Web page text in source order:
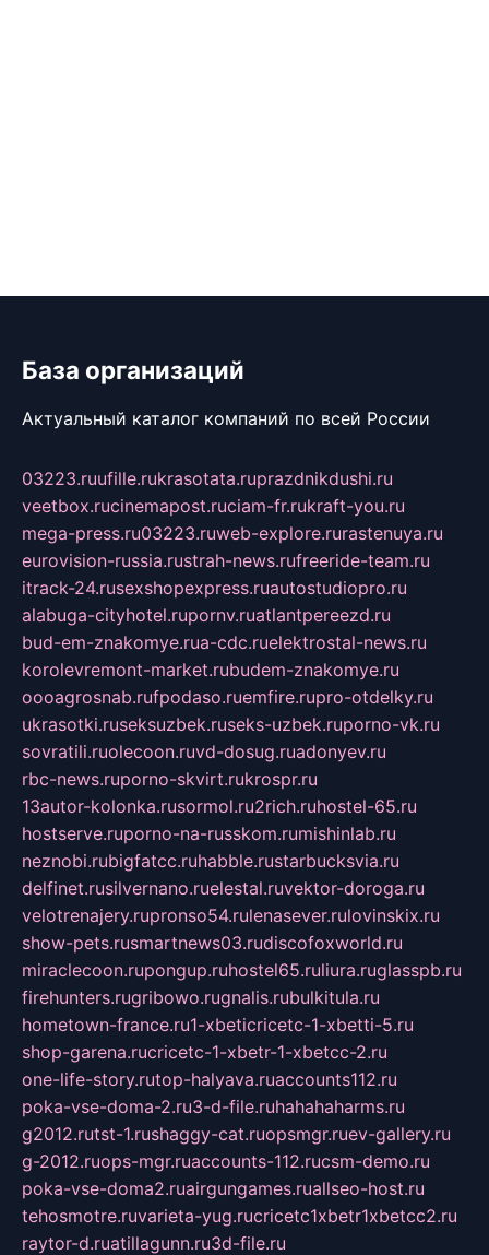
База организаций
Актуальный каталог компаний по всей России
03223.ruufille.rukrasotata.ruprazdnikdushi.ru
veetbox.rucinemapost.ruciam-fr.rukraft-you.ru
mega-press.ru03223.ruweb-explore.rurastenuya.ru
eurovision-russia.rustrah-news.rufreeride-team.ru
itrack-24.rusexshopexpress.ruautostudiopro.ru
alabuga-cityhotel.rupornv.ruatlantpereezd.ru
bud-em-znakomye.rua-cdc.ruelektrostal-news.ru
korolevremont-market.rubudem-znakomye.ru
oooagrosnab.rufpodaso.ruemfire.rupro-otdelky.ru
ukrasotki.ruseksuzbek.ruseks-uzbek.ruporno-vk.ru
sovratili.ruolecoon.ruvd-dosug.ruadonyev.ru
rbc-news.ruporno-skvirt.rukrospr.ru
13autor-kolonka.rusormol.ru2rich.ruhostel-65.ru
hostserve.ruporno-na-russkom.rumishinlab.ru
neznobi.rubigfatcc.ruhabble.rustarbucksvia.ru
delfinet.rusilvernano.ruelestal.ruvektor-doroga.ru
velotrenajery.rupronso54.rulenasever.rulovinskix.ru
show-pets.rusmartnews03.rudiscofoxworld.ru
miraclecoon.rupongup.ruhostel65.ruliura.ruglasspb.ru
firehunters.rugribowo.rugnalis.rubulkitula.ru
hometown-france.ru1-xbeticricetc-1-xbetti-5.ru
shop-garena.rucricetc-1-xbetr-1-xbetcc-2.ru
one-life-story.rutop-halyava.ruaccounts112.ru
poka-vse-doma-2.ru3-d-file.ruhahahaharms.ru
g2012.rutst-1.rushaggy-cat.ruopsmgr.ruev-gallery.ru
g-2012.ruops-mgr.ruaccounts-112.rucsm-demo.ru
poka-vse-doma2.ruairgungames.ruallseo-host.ru
tehosmotre.ruvarieta-yug.rucricetc1xbetr1xbetcc2.ru
raytor-d.ruatillagunn.ru3d-file.ru